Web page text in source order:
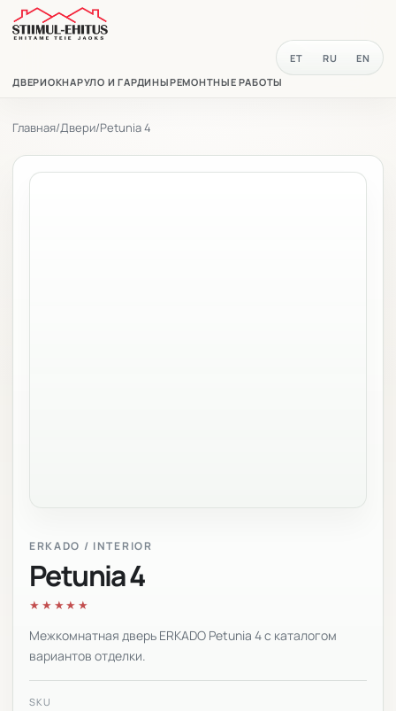
ДВЕРИОКНАРУЛО И ГАРДИНЫРЕМОНТНЫЕ РАБОТЫ
ET RU EN
Главная/Двери/Petunia 4
ERKADO / INTERIOR
Petunia 4
★★★★★
Межкомнатная дверь ERKADO Petunia 4 с каталогом
вариантов отделки.
SKU